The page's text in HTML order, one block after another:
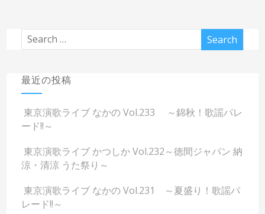
最近の投稿
東京演歌ライブ なかの Vol.233 ～錦秋！歌謡パレ
ード!!～
東京演歌ライブ かつしか Vol.232～徳間ジャパン 納
涼・清涼 うた祭り～
東京演歌ライブ なかの Vol.231 ～夏盛り！歌謡パ
レード!!～